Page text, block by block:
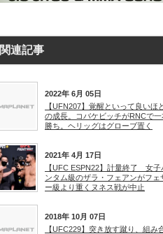
関連記事
2022年 6月 05日
【UFN207】覚醒といって良いほ
の成長。コバケビッチがRNCで一
勝ち。ヘリッグはグローブ置く
2021年 4月 17日
【UFC ESPN22】計量終了 女子
ンタム級のザラ・フェアンがフェ
ー級より重くヌネス戦が中止
2018年 10月 07日
【UFC229】突き放す蹴り、組み